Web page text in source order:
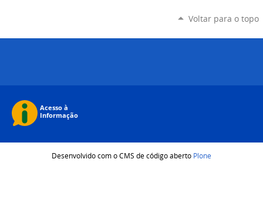
Voltar para o topo
Desenvolvido com o CMS de código aberto Plone